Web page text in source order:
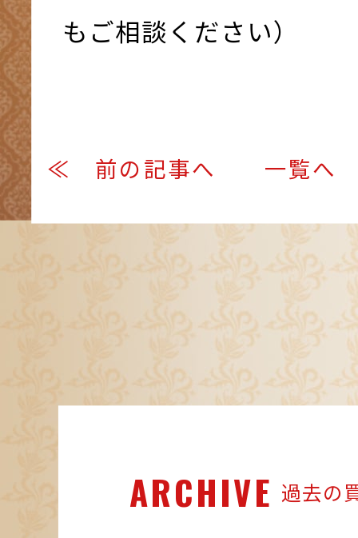
もご相談ください）
≪ 前の記事へ 一覧へ
ARCHIVE 過去の